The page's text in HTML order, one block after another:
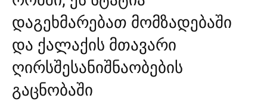
დაგეხმარებათ მომზადებაში
და ქალაქის მთავარი
ღირსშესანიშნაობების
გაცნობაში